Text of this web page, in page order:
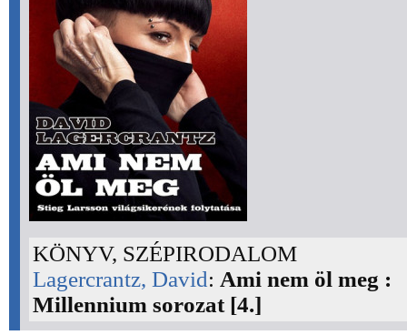
KÖNYV, SZÉPIRODALOM
Lagercrantz, David: Ami nem öl meg :
Millennium sorozat [4.]